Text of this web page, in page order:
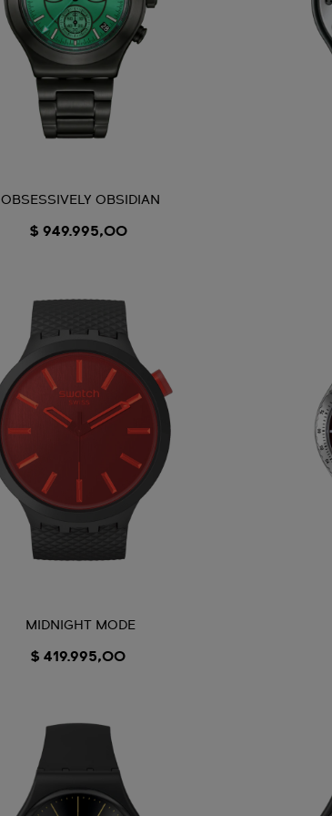
OBSESSIVELY OBSIDIAN
$ 949.995,00
MIDNIGHT MODE
$ 419.995,00